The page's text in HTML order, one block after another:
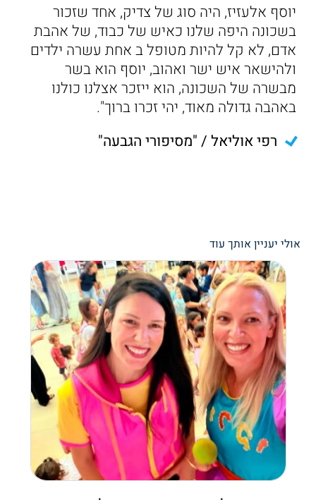
יוסף אלעזיז, היה סוג של צדיק, אחד שזכור
בשכונה היפה שלנו כאיש של כבוד, של אהבת
אדם, לא קל להיות מטופל ב אחת עשרה ילדים
ולהישאר איש ישר ואהוב, יוסף הוא בשר
מבשרה של השכונה, הוא ייזכר אצלנו כולנו
באהבה גדולה מאוד, יהי זכרו ברוך".
רפי אוליאל / "מסיפורי הגבעה"
אולי יעניין אותך עוד